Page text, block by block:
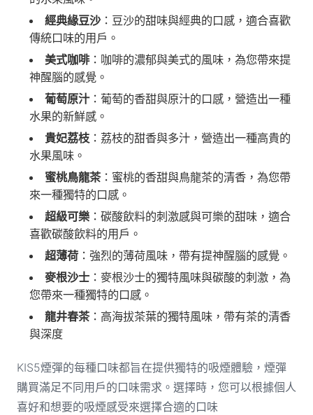
經典緣豆沙：豆沙的甜味與經典的口感，適合喜歡
傳統口味的用戶。
美式咖啡：咖啡的濃郁與美式的風味，為您帶來提
神醒腦的感覺。
葡萄原汁：葡萄的香甜與原汁的口感，營造出一種
水果的新鮮感。
貴妃荔枝 ：荔枝的甜香與多汁，營造出一種高貴的
水果風味。
蜜桃鳥龍茶：蜜桃的香甜與鳥龍茶的清香，為您帶
來一種獨特的口感。
超級可樂 ：碳酸飲料的刺激感與可樂的甜味，適合
喜歡碳酸飲料的用戶。
超薄荷 ：強烈的薄荷風味，帶有提神醒腦的感覺。
麥根沙士 ：麥根沙士的獨特風味與碳酸的刺激，為
您帶來一種獨特的口感。
龍井春茶：高海拔茶葉的獨特風味，帶有茶的清香
與深度
KIS5煙彈的每種口味都旨在提供獨特的吸煙體驗，煙彈
購買滿足不同用戶的口味需求。選擇時，您可以根據個人
喜好和想要的吸煙感受來選擇合適的口味